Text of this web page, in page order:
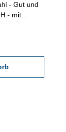
- Gut und
- mit